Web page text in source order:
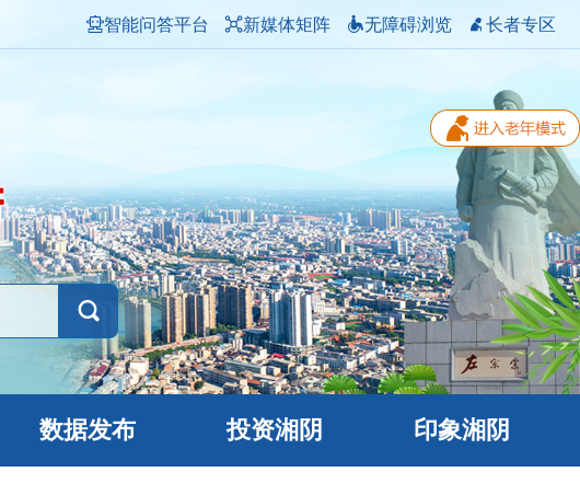
智能问答平台 新媒体矩阵 无障碍浏览 长者专区
数据发布 投资湘阴 印象湘阴